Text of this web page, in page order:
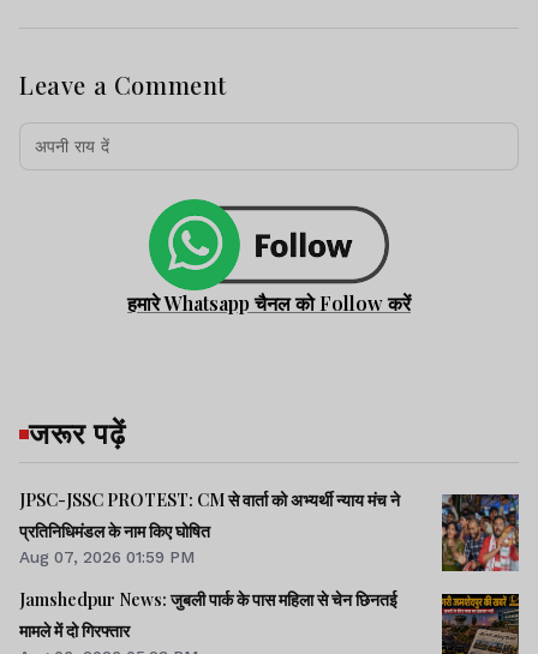
Leave a Comment
हमारे Whatsapp चैनल को Follow करें
जरूर पढ़ें
JPSC-JSSC PROTEST: CM से वार्ता को अभ्यर्थी न्याय मंच ने
प्रतिनिधिमंडल के नाम किए घोषित
Aug 07, 2026 01:59 PM
Jamshedpur News: जुबली पार्क के पास महिला से चेन छिनतई
मामले में दो गिरफ्तार